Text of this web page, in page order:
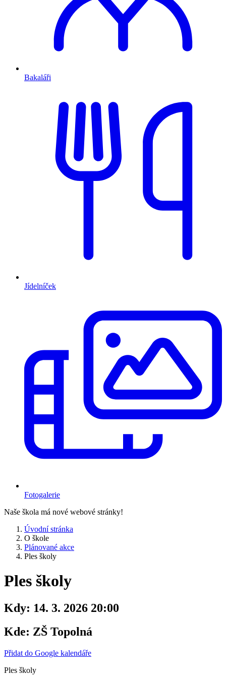
Bakaláři
Jídelníček
Fotogalerie
Naše škola má nové webové stránky!
Úvodní stránka
O škole
Plánované akce
Ples školy
Ples školy
Kdy: 14. 3. 2026 20:00
Kde: ZŠ Topolná
Přidat do Google kalendáře
Ples školy